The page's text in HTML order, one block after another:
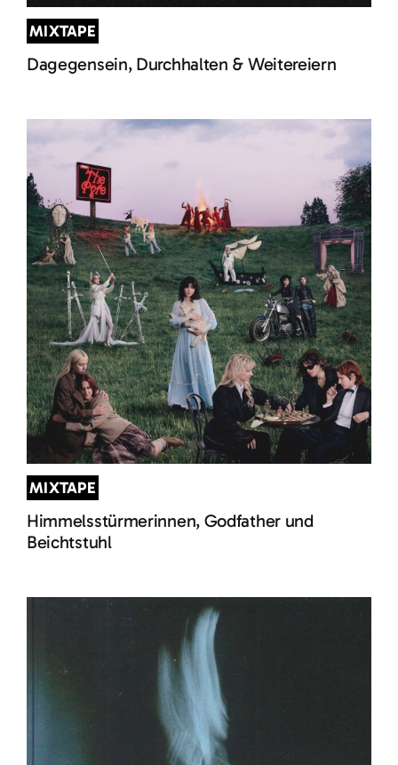
MIXTAPE
Dagegensein, Durchhalten & Weitereiern
MIXTAPE
Himmelsstürmerinnen, Godfather und
Beichtstuhl